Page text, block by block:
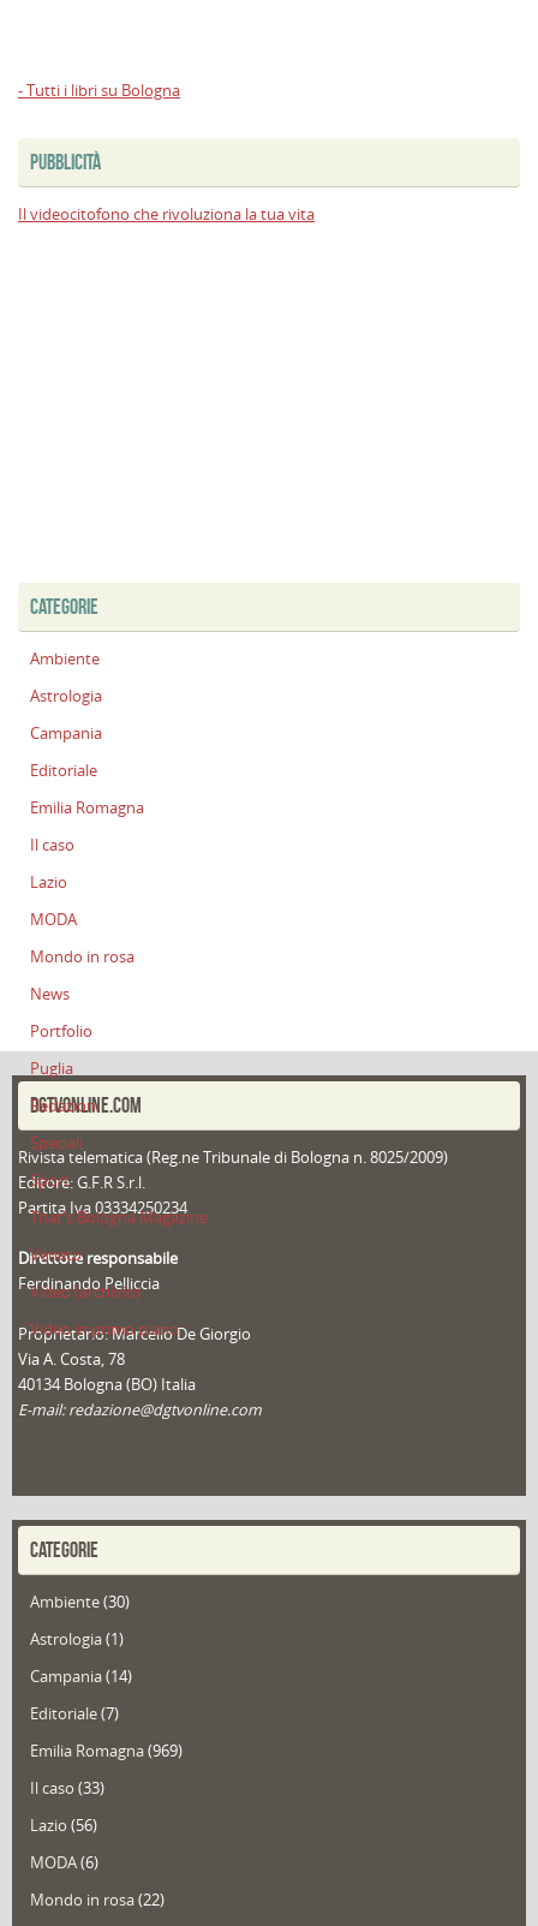
- Tutti i libri su Bologna
PUBBLICITÀ
Il videocitofono che rivoluziona la tua vita
CATEGORIE
Ambiente
Astrologia
Campania
Editoriale
Emilia Romagna
Il caso
Lazio
MODA
Mondo in rosa
News
Portfolio
Puglia
Redazioni
Speciali
Sport
That's Bologna Magazine
Veneto
Video (archivio)
Video in primo piano
DGTVONLINE.COM
Rivista telematica (Reg.ne Tribunale di Bologna n. 8025/2009)
Editore: G.F.R S.r.l.
Partita Iva 03334250234
Direttore responsabile
Ferdinando Pelliccia
Proprietario: Marcello De Giorgio
Via A. Costa, 78
40134 Bologna (BO) Italia
E-mail: redazione@dgtvonline.com
CATEGORIE
Ambiente(30)
Astrologia(1)
Campania(14)
Editoriale(7)
Emilia Romagna(969)
Il caso (33)
Lazio (56)
MODA(6)
Mondo in rosa(22)